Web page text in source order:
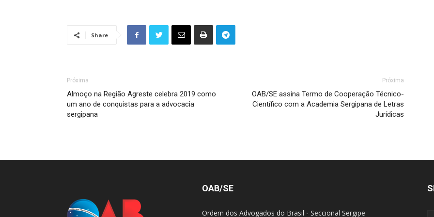
Share
Próxima
Almoço na Região Agreste celebra 2019 como
um ano de conquistas para a advocacia
sergipana
Próxima
OAB/SE assina Termo de Cooperação Técnico-
Científico com a Academia Sergipana de Letras
Jurídicas
OAB/SE
Ordem dos Advogados do Brasil - Seccional Sergipe